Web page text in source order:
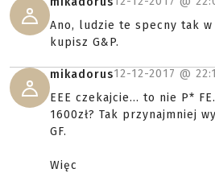
Ano, ludzie te specny tak w
kupisz G&P.
mikadorus12-12-2017 @
EEE czekajcie... to nie P*
1600zł? Tak przynajmniej
GF.
Więc